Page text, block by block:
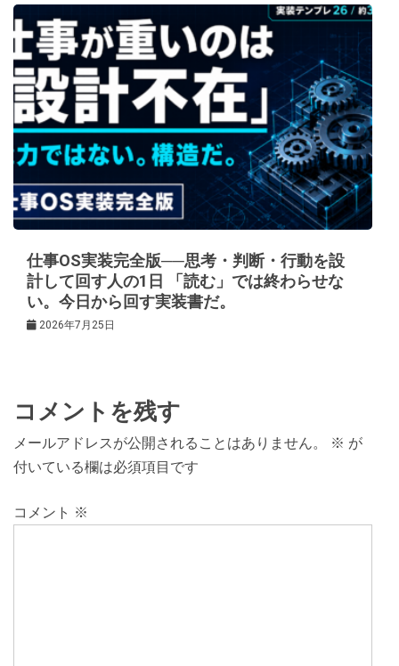
仕事OS実装完全版──思考・判断・行動を設
計して回す人の1日 「読む」では終わらせな
い。今日から回す実装書だ。
2026年7月25日
コメントを残す
メールアドレスが公開されることはありません。 ※ が
付いている欄は必須項目です
コメント ※